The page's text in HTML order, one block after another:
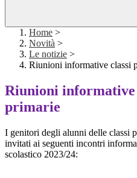
Home >
Novità >
Le notizie >
Riunioni informative classi
Riunioni informative
primarie
I genitori degli alunni delle classi
invitati ai seguenti incontri
scolastico 2023/24: